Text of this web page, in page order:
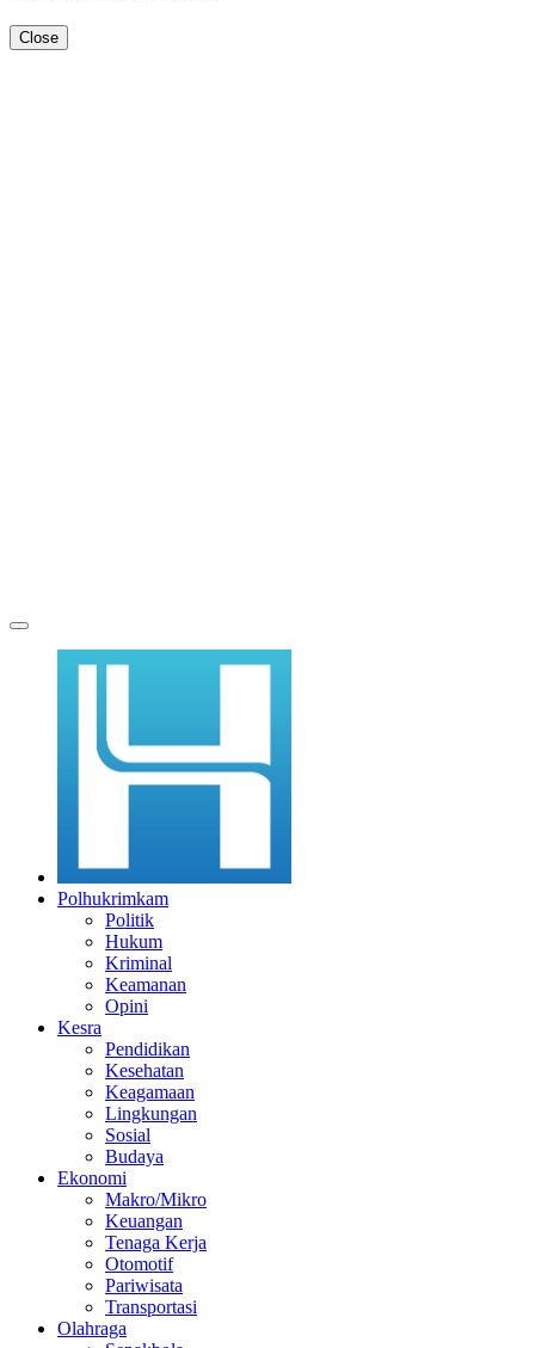
Close
Polhukrimkam
Politik
Hukum
Kriminal
Keamanan
Opini
Kesra
Pendidikan
Kesehatan
Keagamaan
Lingkungan
Sosial
Budaya
Ekonomi
Makro/Mikro
Keuangan
Tenaga Kerja
Otomotif
Pariwisata
Transportasi
Olahraga